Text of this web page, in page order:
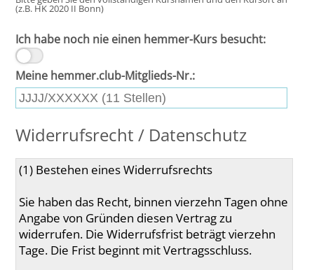
(z.B. HK 2020 II Bonn)
Ich habe noch nie einen hemmer-Kurs besucht:
Meine hemmer.club-Mitglieds-Nr.:
Widerrufsrecht / Datenschutz